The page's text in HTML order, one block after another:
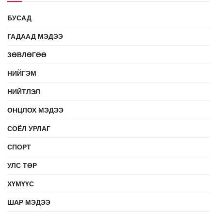
БУСАД
ГАДААД МЭДЭЭ
ЗӨВЛӨГӨӨ
НИЙГЭМ
НИЙТЛЭЛ
ОНЦЛОХ МЭДЭЭ
СОЁЛ УРЛАГ
СПОРТ
УЛС ТӨР
ХҮМҮҮС
ШАР МЭДЭЭ